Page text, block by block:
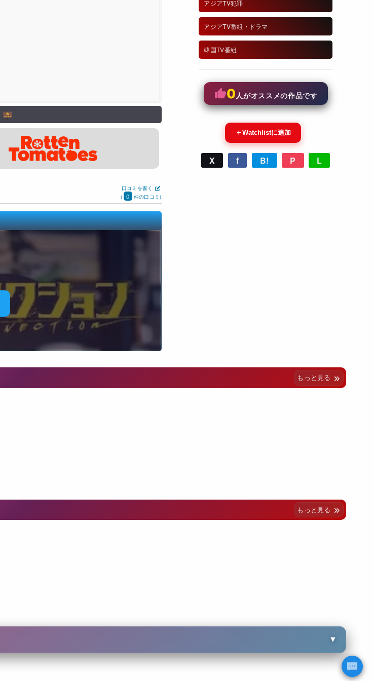
口コミを書く
(
0 件の口コミ)
アジアTV犯罪
アジアTV番組・ドラマ
韓国TV番組
0人がオススメの作品です
＋Watchlistに追加
X f B! P L
もっと見る
もっと見る
▼